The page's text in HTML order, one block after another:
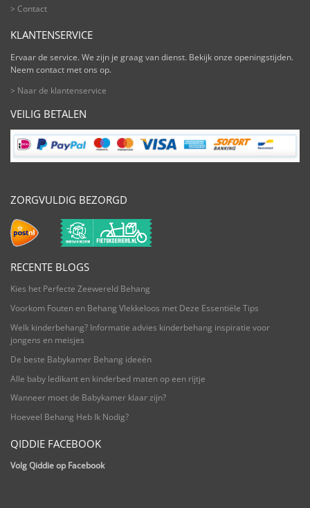
> Contact
KLANTENSERVICE
Ervaar de service. We zijn je graag van dienst. Bekijk onze openingstijden.
Neem contact met ons op.
> Naar de klantenservice
VEILIG BETALEN
ZORGVULDIG BEZORGD
RECENTE BLOGS
Kies het Perfecte Zeewereld Behang
Voorkom Fouten en Behang Vlekkeloos met Deze Essentiële Tips
Welk kinderbehang? Informatie advies kinderbehang inspiratie voor
jongens en meisjes
De beste Babykamer Behang ideeën
Alle baby ledikant en kinderbed maten op een rijtje
Wanneer moet de Babykamer klaar zijn?
Hoeveel Behang Heb Ik Nodig?
QIDDIE FACEBOOK
Volg Qiddie op Facebook